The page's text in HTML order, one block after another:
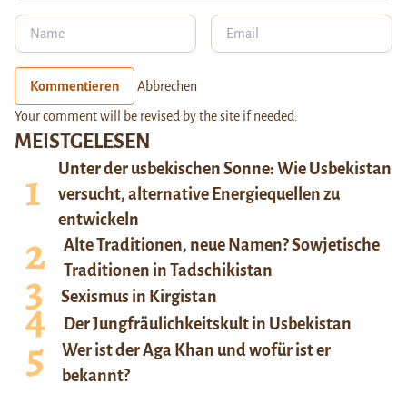
MEISTGELESEN
Unter der usbekischen Sonne: Wie Usbekistan
versucht, alternative Energiequellen zu
entwickeln
Alte Traditionen, neue Namen? Sowjetische
Traditionen in Tadschikistan
Sexismus in Kirgistan
Der Jungfräulichkeitskult in Usbekistan
Wer ist der Aga Khan und wofür ist er
bekannt?
Kommentieren Abbrechen
Your comment will be revised by the site if needed.